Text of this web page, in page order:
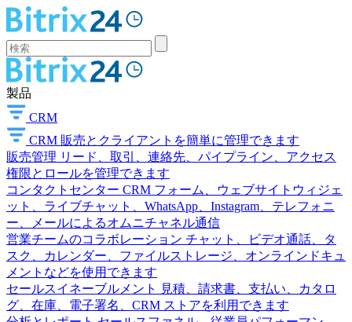
製品
CRM
CRM 販売とクライアントを簡単に管理できます
販売管理 リード、取引、連絡先、パイプライン、アクセス
権限とロールを管理できます
コンタクトセンター CRM フォーム、ウェブサイトウィジェ
ット、ライブチャット、WhatsApp、Instagram、テレフォニ
ー、メールによるオムニチャネル通信
営業チームのコラボレーション チャット、ビデオ通話、タ
スク、カレンダー、ファイルストレージ、オンラインドキュ
メントなどを使用できます
セールスイネーブルメント
見積、請求書、支払い、カタロ
グ、在庫、電子署名、CRM ストアを利用できます